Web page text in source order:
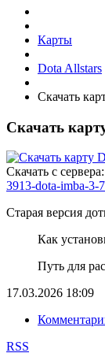
Карты
Dota Allstars
Скачать
Скачать
Cкачать с сервера:
3913-dota-imba-3-
Старая версия
Как
Путь для
17.03.2026 18:09
RSS